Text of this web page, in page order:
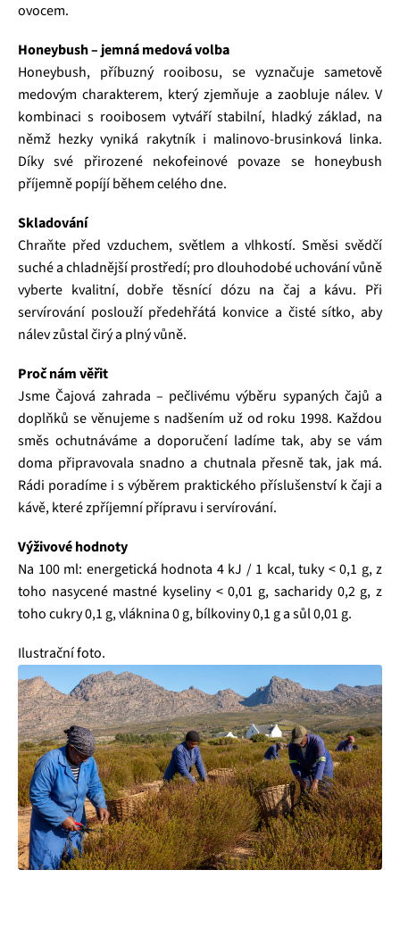
ovocem.
Honeybush – jemná medová volba
Honeybush, příbuzný rooibosu, se vyznačuje sametově
medovým charakterem, který zjemňuje a zaobluje nálev. V
kombinaci s rooibosem vytváří stabilní, hladký základ, na
němž hezky vyniká rakytník i malinovo‑brusinková linka.
Díky své přirozené nekofeinové povaze se honeybush
příjemně popíjí během celého dne.
Skladování
Chraňte před vzduchem, světlem a vlhkostí. Směsi svědčí
suché a chladnější prostředí; pro dlouhodobé uchování vůně
vyberte kvalitní, dobře těsnící dózu na čaj a kávu. Při
servírování poslouží předehřátá konvice a čisté sítko, aby
nálev zůstal čirý a plný vůně.
Proč nám věřit
Jsme Čajová zahrada – pečlivému výběru sypaných čajů a
doplňků se věnujeme s nadšením už od roku 1998. Každou
směs ochutnáváme a doporučení ladíme tak, aby se vám
doma připravovala snadno a chutnala přesně tak, jak má.
Rádi poradíme i s výběrem praktického příslušenství k čaji a
kávě, které zpříjemní přípravu i servírování.
Výživové hodnoty
Na 100 ml: energetická hodnota 4 kJ / 1 kcal, tuky < 0,1 g, z
toho nasycené mastné kyseliny < 0,01 g, sacharidy 0,2 g, z
toho cukry 0,1 g, vláknina 0 g, bílkoviny 0,1 g a sůl 0,01 g.
Ilustrační foto.